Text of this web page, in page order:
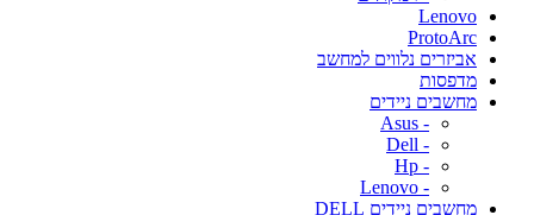
Lenovo
ProtoArc
אביזרים נלווים למחשב
מדפסות
מחשבים ניידים
- Asus
- Dell
- Hp
- Lenovo
מחשבים ניידים DELL